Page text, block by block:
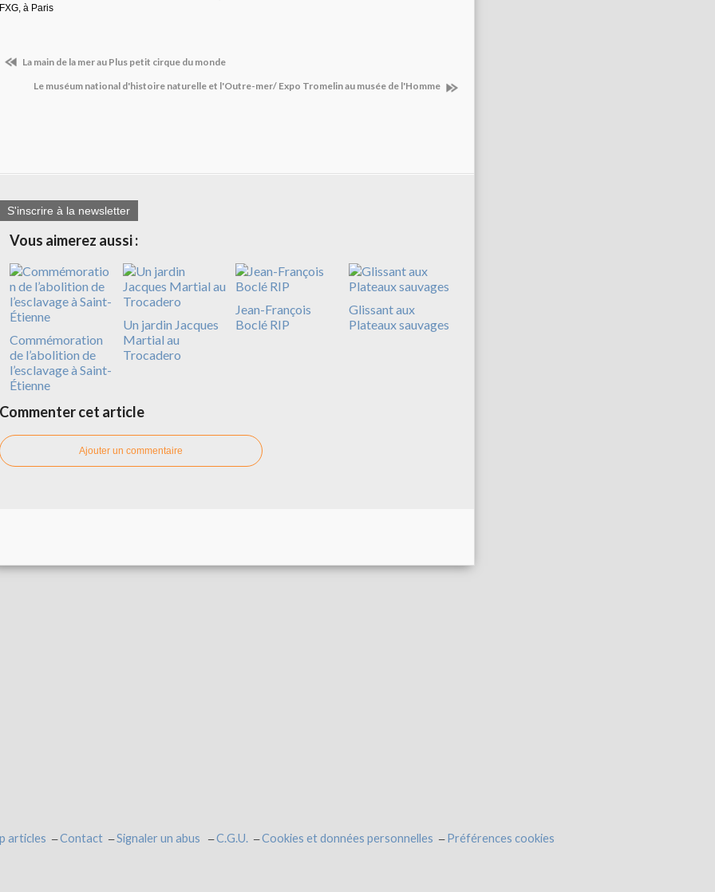
FXG, à Paris
La main de la mer au Plus petit cirque du monde
Le muséum national d'histoire naturelle et l'Outre-mer/ Expo Tromelin au musée de l'Homme
S'inscrire à la newsletter
Vous aimerez aussi :
Commémoration
de l’abolition de
l’esclavage à Saint-
Étienne
Un jardin Jacques
Martial au
Trocadero
Jean-François
Boclé RIP
Glissant aux
Plateaux sauvages
Commenter cet article
Ajouter un commentaire
articles Contact Signaler un abus C.G.U. Cookies et données personnelles Préférences cookies